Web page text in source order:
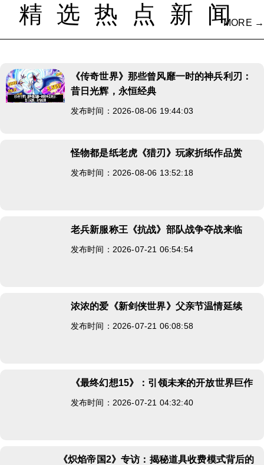
精选热点新闻
MORE →
《传奇世界》那些曾风靡一时的神兵利刃：
昔日光辉，永恒经典
发布时间：2026-08-06 19:44:03
怪物都是纸老虎《猎刃》玩家折纸作品赏
发布时间：2026-08-06 13:52:18
老兵新服称王《抗战》部队战争夺战来临
发布时间：2026-07-21 06:54:54
浓浓的爱《新剑侠世界》父亲节温情延续
发布时间：2026-07-21 06:08:58
《最终幻想15》：引领未来的开放世界巨作
发布时间：2026-07-21 04:32:40
《炽焰帝国2》专访：揭秘道具收费模式背后的